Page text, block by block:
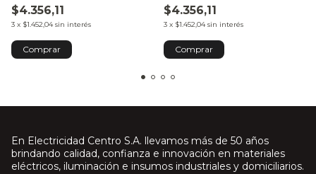
$4.356,11
3 x $1.452,04 sin interés
$4.356,11
3 x $1.452,04 sin interés
En Electricidad Centro S.A. llevamos más de 50 años
brindando calidad, confianza e innovación en materiales
eléctricos, iluminación e insumos industriales y domiciliarios.